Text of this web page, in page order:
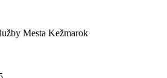
Mesta Kežmarok